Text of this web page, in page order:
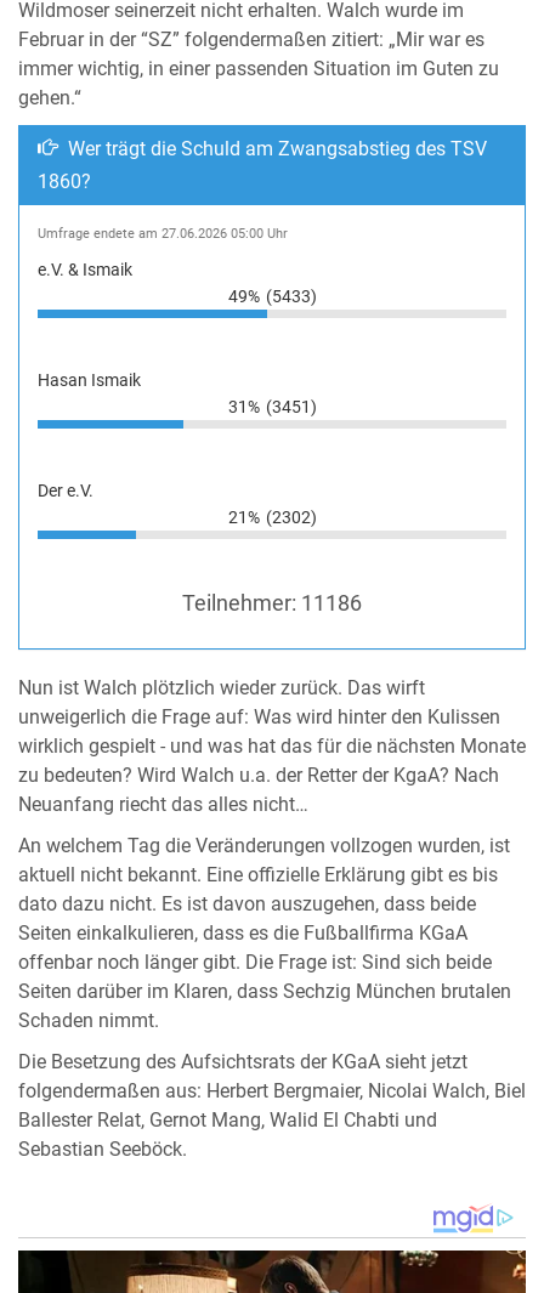
Wildmoser seinerzeit nicht erhalten. Walch wurde im
Februar in der “SZ” folgendermaßen zitiert: „Mir war es
immer wichtig, in einer passenden Situation im Guten zu
gehen.“
Wer trägt die Schuld am Zwangsabstieg des TSV
1860?
Umfrage endete am 27.06.2026 05:00 Uhr
e.V. & Ismaik
49% (5433)
Hasan Ismaik
31% (3451)
Der e.V.
21% (2302)
Teilnehmer: 11186
Nun ist Walch plötzlich wieder zurück. Das wirft
unweigerlich die Frage auf: Was wird hinter den Kulissen
wirklich gespielt - und was hat das für die nächsten Monate
zu bedeuten? Wird Walch u.a. der Retter der KgaA? Nach
Neuanfang riecht das alles nicht…
An welchem Tag die Veränderungen vollzogen wurden, ist
aktuell nicht bekannt. Eine offizielle Erklärung gibt es bis
dato dazu nicht. Es ist davon auszugehen, dass beide
Seiten einkalkulieren, dass es die Fußballfirma KGaA
offenbar noch länger gibt. Die Frage ist: Sind sich beide
Seiten darüber im Klaren, dass Sechzig München brutalen
Schaden nimmt.
Die Besetzung des Aufsichtsrats der KGaA sieht jetzt
folgendermaßen aus: Herbert Bergmaier, Nicolai Walch, Biel
Ballester Relat, Gernot Mang, Walid El Chabti und
Sebastian Seeböck.